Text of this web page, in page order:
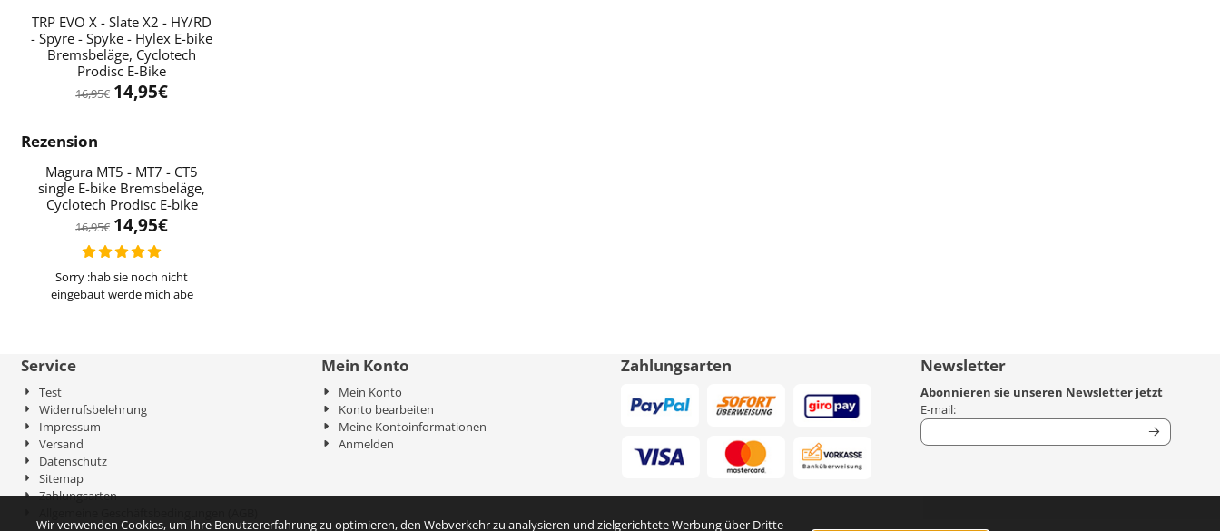
TRP EVO X - Slate X2 - HY/RD
- Spyre - Spyke - Hylex E-bike
Bremsbeläge, Cyclotech
Prodisc E-Bike
16,95€ 14,95€
Rezension
Magura MT5 - MT7 - CT5
single E-bike Bremsbeläge,
Cyclotech Prodisc E-bike
16,95€ 14,95€
Sorry :hab sie noch nicht
eingebaut werde mich abe
Service
Test
Widerrufsbelehrung
Impressum
Versand
Datenschutz
Sitemap
Zahlungsarten
Mein Konto
Mein Konto
Konto bearbeiten
Meine Kontoinformationen
Anmelden
Zahlungsarten Newsletter
Abonnieren sie unseren Newsletter jetzt
E-mail:Geben Sie Ihre E-Mail-Adresse für den
Wir verwenden Cookies, um Ihre Benutzererfahrung zu optimieren, den Webverkehr zu analysieren und zielgerichtete Werbung über Dritte